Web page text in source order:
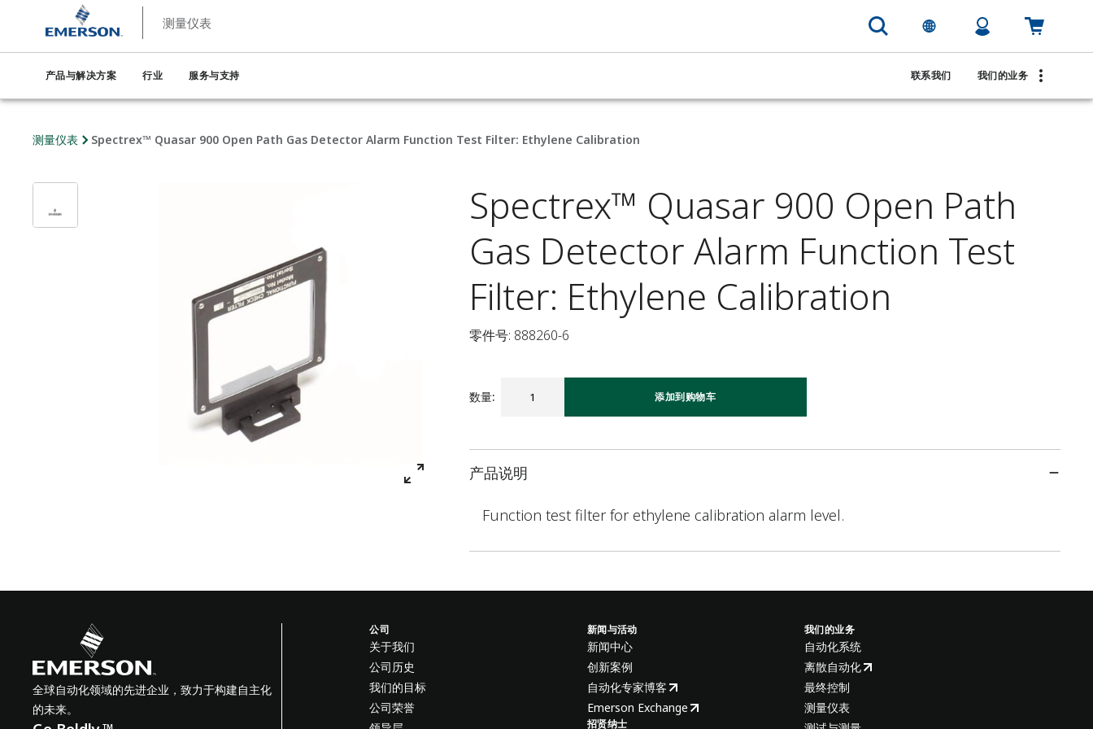
测量仪表
产品与解决方案 行业 服务与支持 联系我们 我们的业务
测量仪表 Spectrex™ Quasar 900 Open Path Gas Detector Alarm Function Test Filter: Ethylene Calibration
Spectrex™ Quasar 900 Open Path
Gas Detector Alarm Function Test
Filter: Ethylene Calibration
零件号: 888260-6
数量: 添加到购物车
产品说明
Function test filter for ethylene calibration alarm level.
全球自动化领域的先进企业，致力于构建自主化
的未来。
公司
关于我们
公司历史
我们的目标
公司荣誉
新闻与活动
新闻中心
创新案例
自动化专家博客
Emerson Exchange
招贤纳士
我们的业务
自动化系统
离散自动化
最终控制
测量仪表